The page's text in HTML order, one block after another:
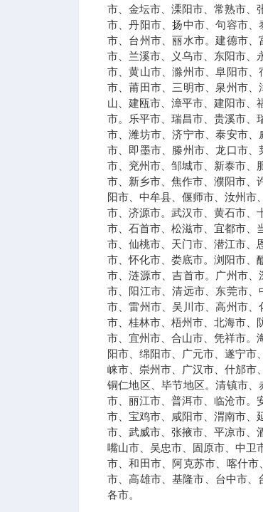
市、金坛市、溧阳市、常熟市、
市、丹阳市、扬中市、句容市
市、台州市、丽水市。建德市
市、兰溪市、义乌市、东阳市、
市、黄山市、滁州市、阜阳市
市、莆田市、三明市、泉州市
山、建瓯市、漳平市、建阳市、
市。乐平市、瑞昌市、贵溪市、
市、潍坊市、济宁市、泰安市
市、即墨市、滕州市、龙口市
市、兖州市、邹城市、新泰市、
市、新乡市、焦作市、濮阳市、
阳市、中牟县、偃师市、汝州市
市、济源市。武汉市、黄石市、
市、石首市、松滋市、宜都市、
市、仙桃市、天门市、潜江市、
市、怀化市、娄底市。浏阳市、
市、涟源市、吉首市。广州市
市、阳江市、清远市、东莞市
市、雷州市、吴川市、高州市
市、桂林市、梧州市、北海市、
市、宜州市、合山市、凭祥市。
阳市、绵阳市、广元市、遂宁市
崃市、崇州市、广汉市、什邡市
铜仁地区、毕节地区。清镇市
市、丽江市、普洱市、临沧市。
市、宝鸡市、咸阳市、渭南市、
市、武威市、张掖市、平凉市、
嘴山市、吴忠市、固原市、中卫
市、和田市、阿克苏市、喀什
市、高雄市、基隆市、台中市
各市。